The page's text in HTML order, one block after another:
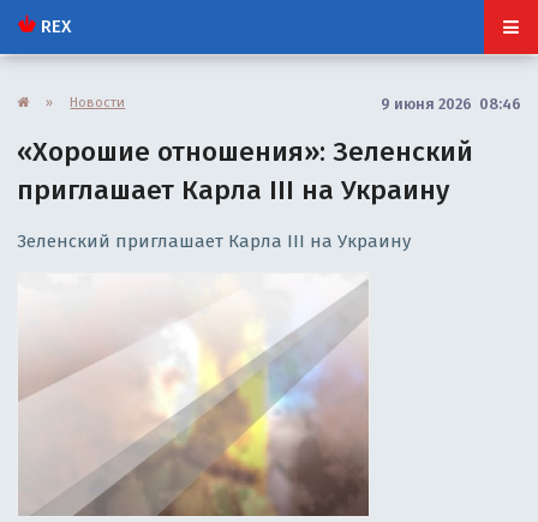
REX
» Новости 9 июня 2026 08:46
«Хорошие отношения»: Зеленский
приглашает Карла III на Украину
Зеленский приглашает Карла III на Украину